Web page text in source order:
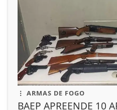
ARMAS DE FOGO
BAEP APREENDE 10